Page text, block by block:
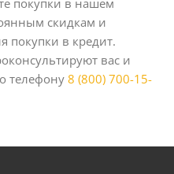
скидкам и
покупки в кредит.
вас и
телефону 8 (800) 700-15-